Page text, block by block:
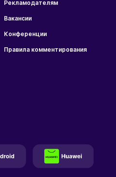
Рекламодателям
Вакансии
Конференции
Правила комментирования